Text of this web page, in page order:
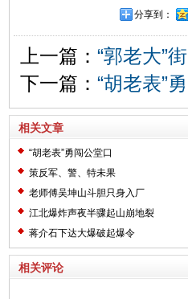
分享到：
上一篇： “郭老大”
下一篇： “胡老表”
相关文章
“胡老表”勇闯公堂口
策反军、警、特未果
老师傅吴坤山斗胆只身入厂
江北爆炸声夜半骤起山崩地裂
蒋介石下达大爆破起爆令
相关评论